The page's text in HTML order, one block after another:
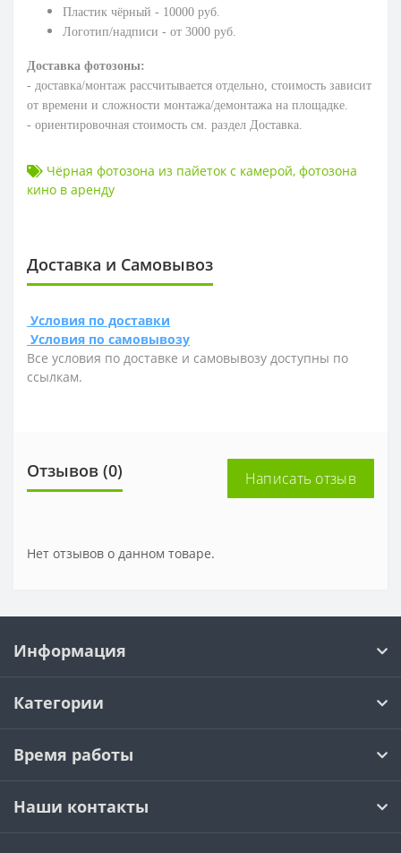
Пластик чёрный - 10000 руб.
Логотип/надписи - от 3000 руб.
Доставка фотозоны:
- доставка/монтаж рассчитывается отдельно, стоимость зависит
от времени и сложности монтажа/демонтажа на площадке.
- ориентировочная стоимость см. раздел Доставка.
Чёрная фотозона из пайеток с камерой, фотозона
кино в аренду
Доставка и Самовывоз
Условия по доставки
Условия по самовывозу
Все условия по доставке и самовывозу доступны по
ссылкам.
Отзывов (0) Написать отзыв
Нет отзывов о данном товаре.
Информация
Категории
Время работы
Наши контакты